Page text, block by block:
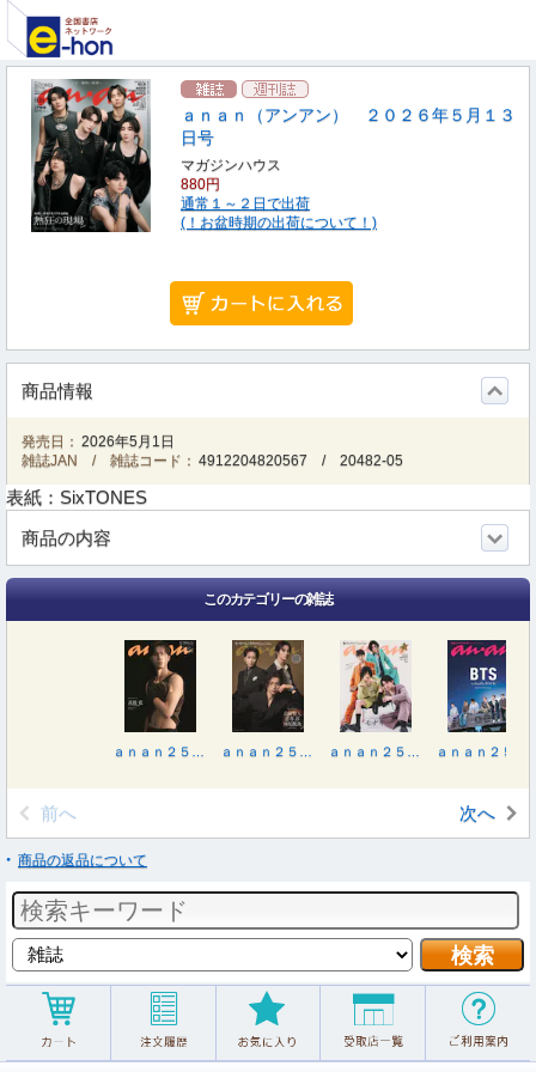
ａｎａｎ（アンアン） ２０２６年５月１３
日号
マガジンハウス
880円
通常１～２日で出荷
(！お盆時期の出荷について！)
商品情報
発売日： 2026年5月1日
雑誌JAN / 雑誌コード： 4912204820567 /20482-05
表紙：SixTONES
商品の内容
このカテゴリーの雑誌
前へ 次へ
商品の返品について